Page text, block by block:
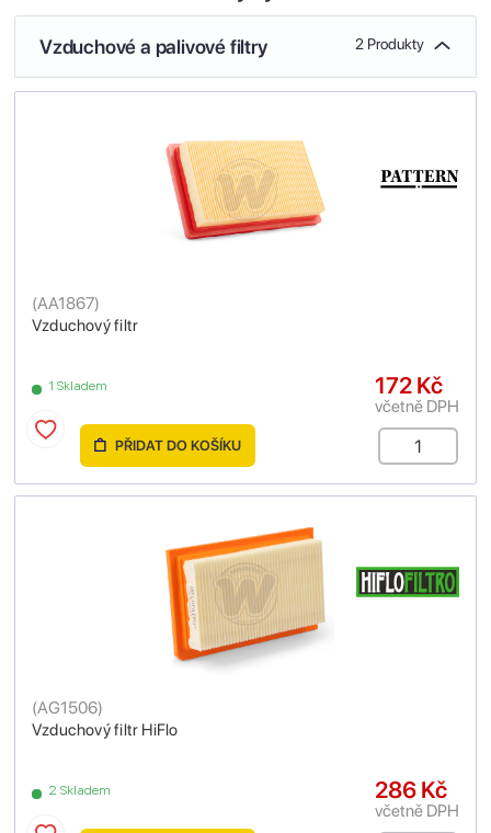
Vzduchové a palivové filtry 2 Produkty
Vzduchový filtr
(AA1867)
1 Skladem 172 Kč
včetně DPH
PŘIDAT DO KOŠÍKU
Vzduchový filtr HiFlo
(AG1506)
2 Skladem 286 Kč
včetně DPH